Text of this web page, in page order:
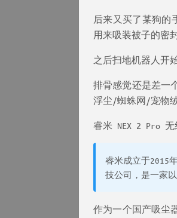
后来又买了某狗
用来吸装被子的密
之后扫地机器人开
排骨感觉还是差一
浮尘/蜘蛛网/宠物
睿米 NEX 2 Pro 无
睿米成立于2015
技公司，是一家
作为一个国产吸